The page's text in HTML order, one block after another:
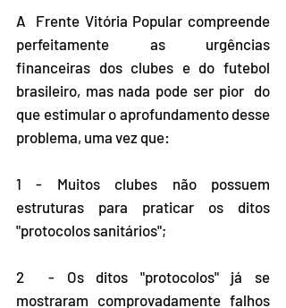
A  Frente Vitória Popular compreende
perfeitamente as urgências
financeiras dos clubes e do futebol
brasileiro, mas nada pode ser pior  do
que estimular o aprofundamento desse
problema, uma vez que:
1 - Muitos clubes não possuem
estruturas para praticar os ditos
"protocolos sanitários";
2  - Os ditos "protocolos" já se
mostraram comprovadamente falhos